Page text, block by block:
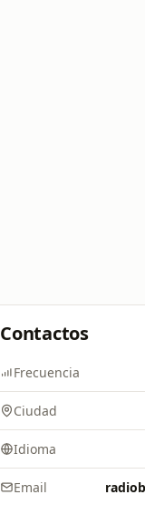
Contactos
Frecuencia
Ciudad
Idioma
Email